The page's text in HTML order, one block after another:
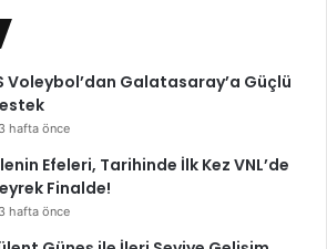
Voleybol’dan Galatasaray’a Güçlü
3 hafta önce
Efeleri, Tarihinde İlk Kez VNL’de
Finalde!
3 hafta önce